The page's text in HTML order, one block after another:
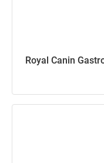
Royal Canin